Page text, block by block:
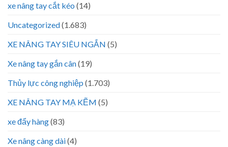
xe nâng tay cắt kéo (14)
Uncategorized(1.683)
XE NÂNG TAY SIÊU NGẮN (5)
Xe nâng tay gắn cân(19)
Thủy lực công nghiệp (1.703)
XE NÂNG TAY MẠ KẼM (5)
xe đẩy hàng(83)
Xe nâng càng dài(4)